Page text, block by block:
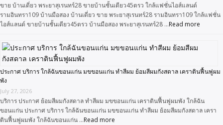
ขาย บ้านเดี่ยว พระยาสุเรนทร์28 ขายบ้านชั้นเดียว45ตรว ใกล้แฟชั่นไอส์แลนด์
รามอินทรา109 บ้านมือสอง บ้านเดี่ยว ขาย พระยาสุเรนทร์28 รามอินทรา109 ใกล้แฟชั่น
ไอส์แลนด์ ขายบ้านชั้นเดียว45ตรว บ้านมือสอง พระยาสุเรนทร์28 …Read more
ประกาศ บริการ ใกล้ฉันขอนแก่น มขขอนแก่น ทำสีผม ย้อมสีผมกังสดาล เคราตินฟื้นฟูผม
พัง
July 27, 2026
บริการ ประกาศ ย้อมสีผมกังสดาล ทำสีผม มขขอนแก่น เคราตินฟื้นฟูผมพัง ใกล้ฉัน
ขอนแก่น ประกาศ บริการ ใกล้ฉันขอนแก่น มขขอนแก่น ทำสีผม ย้อมสีผมกังสดาล เครา
ตินฟื้นฟูผมพัง ใกล้ฉันขอนแก่น …Read more